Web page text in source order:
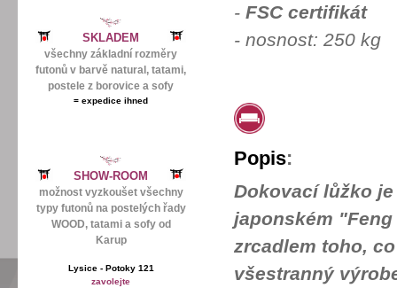
- FSC certifikát
- nosnost: 250 kg
Popis:
Dokovací lůžko
japonském
zrcadlem toho,
všestranný
SKLADEM
všechny základní rozměry
futonů v barvě natural, tatami,
postele z borovice a sofy
= expedice ihned
SHOW-ROOM
možnost vyzkoušet všechny
typy futonů na postelých řady
WOOD, tatami a sofy od
Karup
Lysice - Potoky 121
zavolejte